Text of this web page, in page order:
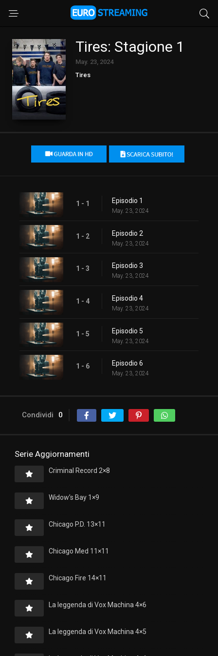
Tires: Stagione 1
May. 23, 2024
Tires
1 - 1 Episodio 1
May. 23, 2024
1 - 2 Episodio 2
May. 23, 2024
1 - 3 Episodio 3
May. 23, 2024
1 - 4 Episodio 4
May. 23, 2024
1 - 5 Episodio 5
May. 23, 2024
1 - 6 Episodio 6
May. 23, 2024
Condividi 0
Serie Aggiornamenti
Criminal Record 2×8
Widow’s Bay 1×9
Chicago P.D. 13×11
Chicago Med 11×11
Chicago Fire 14×11
La leggenda di Vox Machina 4×6
La leggenda di Vox Machina 4×5